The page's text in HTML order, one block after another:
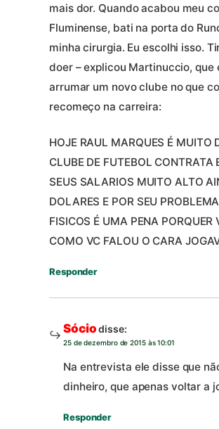
mais dor. Quando acabou meu
Fluminense, bati na porta do
minha cirurgia. Eu escolhi isso.
doer – explicou Martinuccio, que
arrumar um novo clube no que
recomeço na carreira:
HOJE RAUL MARQUES É MUITO
CLUBE DE FUTEBOL CONTRATA
SEUS SALARIOS MUITO ALTO
DOLARES E POR SEU
FISICOS É UMA PENA PORQUER
COMO VC FALOU O CARA
Responder
Sócio disse:
25 de dezembro de 2015 às 10:01
Na entrevista ele disse que
dinheiro, que apenas voltar a
Responder